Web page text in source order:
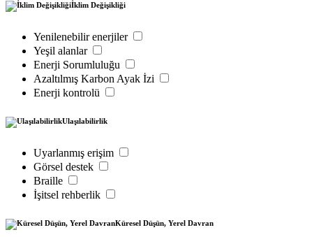
İklim Değişikliği
Yenilenebilir enerjiler
Yeşil alanlar
Enerji Sorumluluğu
Azaltılmış Karbon Ayak İzi
Enerji kontrolü
Ulaşılabilirlik
Uyarlanmış erişim
Görsel destek
Braille
İşitsel rehberlik
Küresel Düşün, Yerel Davran